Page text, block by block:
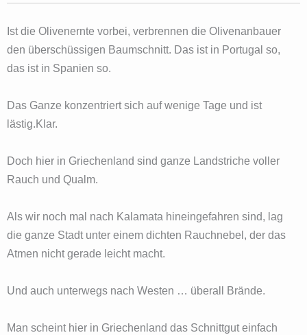
Ist die Olivenernte vorbei, verbrennen die Olivenanbauer
den überschüssigen Baumschnitt. Das ist in Portugal so,
das ist in Spanien so.
Das Ganze konzentriert sich auf wenige Tage und ist
lästig.Klar.
Doch hier in Griechenland sind ganze Landstriche voller
Rauch und Qualm.
Als wir noch mal nach Kalamata hineingefahren sind, lag
die ganze Stadt unter einem dichten Rauchnebel, der das
Atmen nicht gerade leicht macht.
Und auch unterwegs nach Westen … überall Brände.
Man scheint hier in Griechenland das Schnittgut einfach